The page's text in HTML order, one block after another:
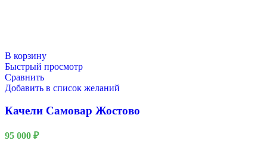
В корзину
Быстрый просмотр
Сравнить
Добавить в список желаний
Качели Самовар Жостово
95 000 ₽